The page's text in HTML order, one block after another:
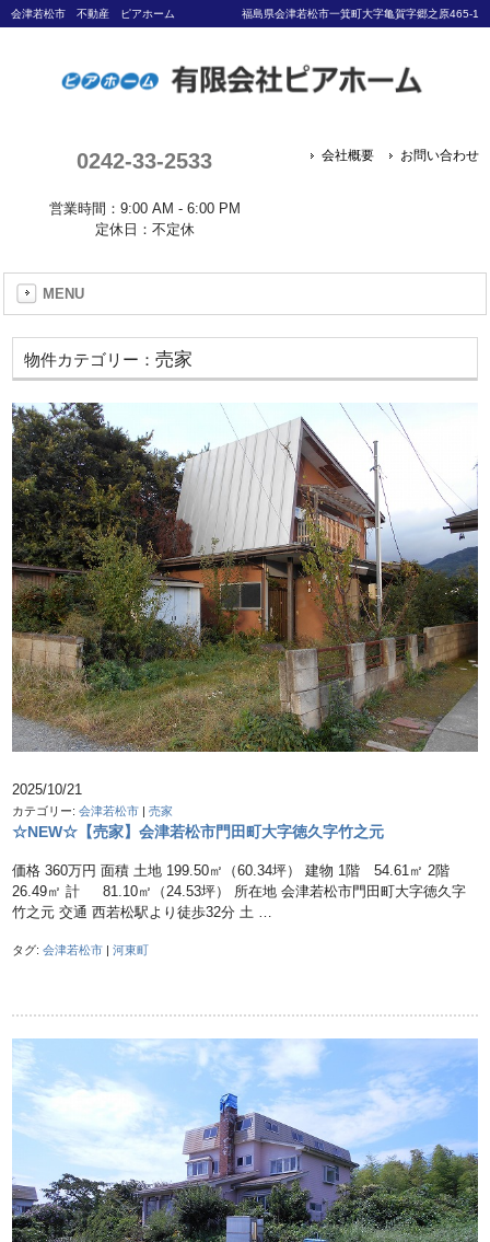
会津若松市 不動産 ピアホーム 福島県会津若松市一箕町大字亀賀字郷之原465-1
0242-33-2533
営業時間：9:00 AM - 6:00 PM
定休日：不定休
会社概要 お問い合わせ
MENU
物件カテゴリー：売家
2025/10/21
カテゴリー:会津若松市 |売家
☆NEW☆【売家】会津若松市門田町大字徳久字竹之元
価格 360万円 面積 土地 199.50㎡（60.34坪） 建物 1階 54.61㎡ 2階
26.49㎡ 計 81.10㎡（24.53坪） 所在地 会津若松市門田町大字徳久字
竹之元 交通 西若松駅より徒歩32分 土 …
タグ:会津若松市 |河東町